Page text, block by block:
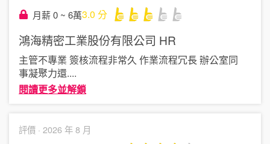
月薪 0 ~ 6萬3.0 分
鴻海精密工業股份有限公司 HR
主管不專業 簽核流程非常久 作業流程冗長 辦公室同
事凝聚力還....
閱讀更多並解鎖
評價 · 2026 年 8 月